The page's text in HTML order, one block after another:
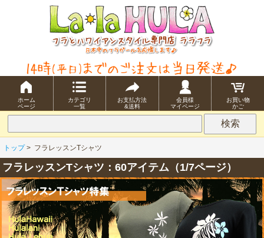
ホーム
ページ
カテゴリ
一覧
お支払方法
&送料
会員様
マイページ
お買い物
かご
トップ> フラレッスンTシャツ
フラレッスンTシャツ：60アイテム（1/7ページ）